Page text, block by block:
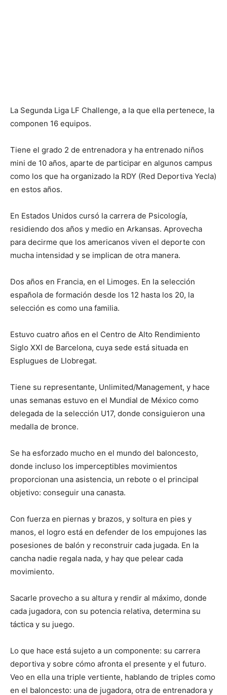
La Segunda Liga LF Challenge, a la que ella pertenece, la
componen 16 equipos.
Tiene el grado 2 de entrenadora y ha entrenado niños
mini de 10 años, aparte de participar en algunos campus
como los que ha organizado la RDY (Red Deportiva Yecla)
en estos años.
En Estados Unidos cursó la carrera de Psicología,
residiendo dos años y medio en Arkansas. Aprovecha
para decirme que los americanos viven el deporte con
mucha intensidad y se implican de otra manera.
Dos años en Francia, en el Limoges. En la selección
española de formación desde los 12 hasta los 20, la
selección es como una familia.
Estuvo cuatro años en el Centro de Alto Rendimiento
Siglo XXI de Barcelona, cuya sede está situada en
Esplugues de Llobregat.
Tiene su representante, Unlimited/Management, y hace
unas semanas estuvo en el Mundial de México como
delegada de la selección U17, donde consiguieron una
medalla de bronce.
Se ha esforzado mucho en el mundo del baloncesto,
donde incluso los imperceptibles movimientos
proporcionan una asistencia, un rebote o el principal
objetivo: conseguir una canasta.
Con fuerza en piernas y brazos, y soltura en pies y
manos, el logro está en defender de los empujones las
posesiones de balón y reconstruir cada jugada. En la
cancha nadie regala nada, y hay que pelear cada
movimiento.
Sacarle provecho a su altura y rendir al máximo, donde
cada jugadora, con su potencia relativa, determina su
táctica y su juego.
Lo que hace está sujeto a un componente: su carrera
deportiva y sobre cómo afronta el presente y el futuro.
Veo en ella una triple vertiente, hablando de triples como
en el baloncesto: una de jugadora, otra de entrenadora y